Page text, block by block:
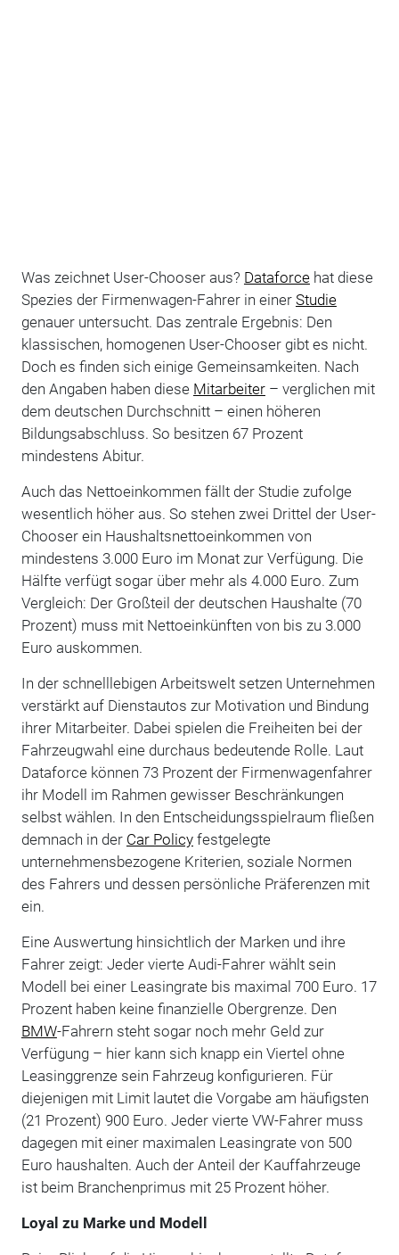
Was zeichnet User-Chooser aus? Dataforcehat diese
Spezies der Firmenwagen-Fahrer in einer Studie
genauer untersucht. Das zentrale Ergebnis: Den
klassischen, homogenen User-Chooser gibt es nicht.
Doch es finden sich einige Gemeinsamkeiten. Nach
den Angaben haben diese Mitarbeiter– verglichen mit
dem deutschen Durchschnitt – einen höheren
Bildungsabschluss. So besitzen 67 Prozent
mindestens Abitur.
Auch das Nettoeinkommen fällt der Studie zufolge
wesentlich höher aus. So stehen zwei Drittel der User-
Chooser ein Haushaltsnettoeinkommen von
mindestens 3.000 Euro im Monat zur Verfügung. Die
Hälfte verfügt sogar über mehr als 4.000 Euro. Zum
Vergleich: Der Großteil der deutschen Haushalte (70
Prozent) muss mit Nettoeinkünften von bis zu 3.000
Euro auskommen.
In der schnelllebigen Arbeitswelt setzen Unternehmen
verstärkt auf Dienstautos zur Motivation und Bindung
ihrer Mitarbeiter. Dabei spielen die Freiheiten bei der
Fahrzeugwahl eine durchaus bedeutende Rolle. Laut
Dataforce können 73 Prozent der Firmenwagenfahrer
ihr Modell im Rahmen gewisser Beschränkungen
selbst wählen. In den Entscheidungsspielraum fließen
demnach in der Car Policyfestgelegte
unternehmensbezogene Kriterien, soziale Normen
des Fahrers und dessen persönliche Präferenzen mit
ein.
Eine Auswertung hinsichtlich der Marken und ihre
Fahrer zeigt: Jeder vierte Audi-Fahrer wählt sein
Modell bei einer Leasingrate bis maximal 700 Euro. 17
Prozent haben keine finanzielle Obergrenze. Den
BMW-Fahrern steht sogar noch mehr Geld zur
Verfügung – hier kann sich knapp ein Viertel ohne
Leasinggrenze sein Fahrzeug konfigurieren. Für
diejenigen mit Limit lautet die Vorgabe am häufigsten
(21 Prozent) 900 Euro. Jeder vierte VW-Fahrer muss
dagegen mit einer maximalen Leasingrate von 500
Euro haushalten. Auch der Anteil der Kauffahrzeuge
ist beim Branchenprimus mit 25 Prozent höher.
Loyal zu Marke und Modell